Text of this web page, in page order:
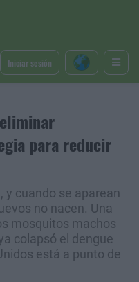
Iniciar sesión
para reducir
y cuando se aparean
no nacen. Una
mosquitos machos
colapsó el dengue
está a punto de